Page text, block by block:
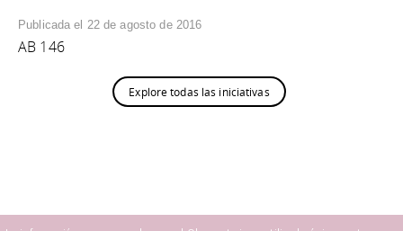
Publicada el 22 de agosto de 2016
AB 146
Explore todas las iniciativas